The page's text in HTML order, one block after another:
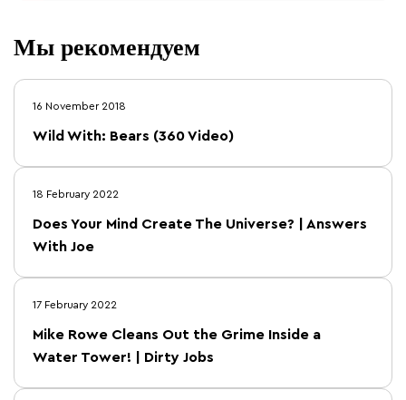
Мы рекомендуем
16 November 2018
Wild With: Bears (360 Video)
18 February 2022
Does Your Mind Create The Universe? | Answers
With Joe
17 February 2022
Mike Rowe Cleans Out the Grime Inside a
Water Tower! | Dirty Jobs